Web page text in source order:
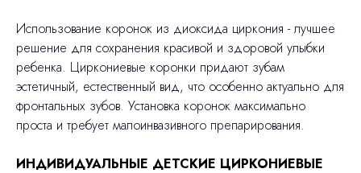
Использование коронок из диоксида циркония - лучшее
решение для сохранения красивой и здоровой улыбки
ребенка. Циркониевые коронки придают зубам
эстетичный, естественный вид, что особенно актуально для
фронтальных зубов. Установка коронок максимально
проста и требует малоинвазивного препарирования.
ИНДИВИДУАЛЬНЫЕ ДЕТСКИЕ ЦИРКОНИЕВЫЕ